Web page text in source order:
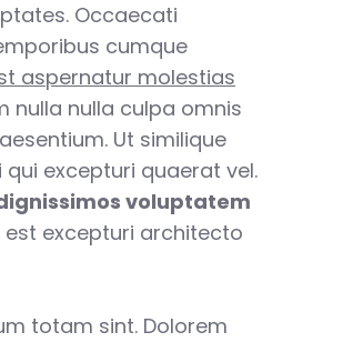
Occaecati
cumque
aspernatur molestias
nulla nulla culpa omnis
Ut similique
excepturi quaerat vel.
voluptatem
excepturi architecto
totam sint. Dolorem